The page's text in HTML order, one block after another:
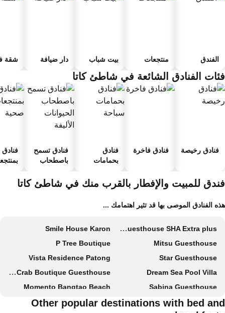
الفندق منتجعات بيت شباب دار ضيافة شقة
الفنادق الشائعة في شاطئ كاتا
فنادق رخيصة فنادق فاخرة
فنادق
بحمامات
فنادق تسمح
باصطحاب
الأليفة
فنادق
للمبيت والإفطار بالقرب منك في شاطئ كاتا
الفنادق الموصى بها قد تثير اهتمامك ...
Kasemsuk Guesthouse SHA Extra plus
Smile House Karon
Mitsu Guesthouse
P Tree Boutique
Star Guesthouse
Vista Residence Patong
Dream Sea Pool Villa
PapaCrab Boutique Guesthouse
Sabina Guesthouse
Momento Bangtao Beach
Other popular destinations with bed